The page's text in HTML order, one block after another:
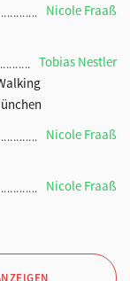
Nicole Fraaß
Tobias Nestler
Nicole Fraaß
Nicole Fraaß